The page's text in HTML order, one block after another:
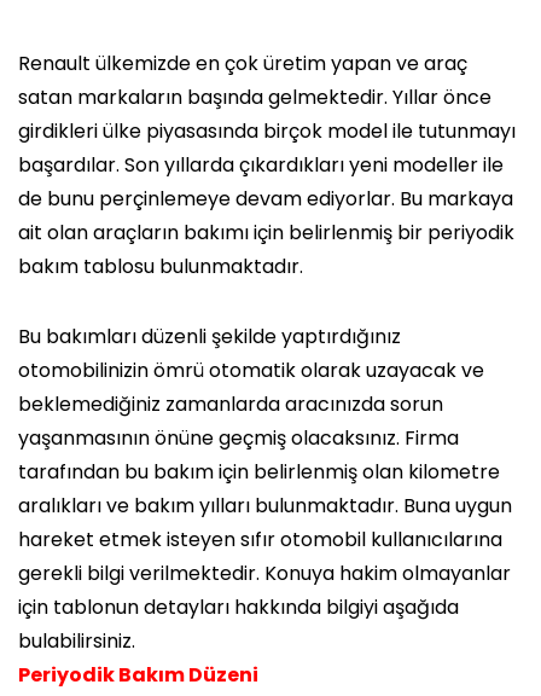
Renault ülkemizde en çok üretim yapan ve araç
satan markaların başında gelmektedir. Yıllar önce
girdikleri ülke piyasasında birçok model ile tutunmayı
başardılar. Son yıllarda çıkardıkları yeni modeller ile
de bunu perçinlemeye devam ediyorlar. Bu markaya
ait olan araçların bakımı için belirlenmiş bir periyodik
bakım tablosu bulunmaktadır.
Bu bakımları düzenli şekilde yaptırdığınız
otomobilinizin ömrü otomatik olarak uzayacak ve
beklemediğiniz zamanlarda aracınızda sorun
yaşanmasının önüne geçmiş olacaksınız. Firma
tarafından bu bakım için belirlenmiş olan kilometre
aralıkları ve bakım yılları bulunmaktadır. Buna uygun
hareket etmek isteyen sıfır otomobil kullanıcılarına
gerekli bilgi verilmektedir. Konuya hakim olmayanlar
için tablonun detayları hakkında bilgiyi aşağıda
bulabilirsiniz.
Periyodik Bakım Düzeni